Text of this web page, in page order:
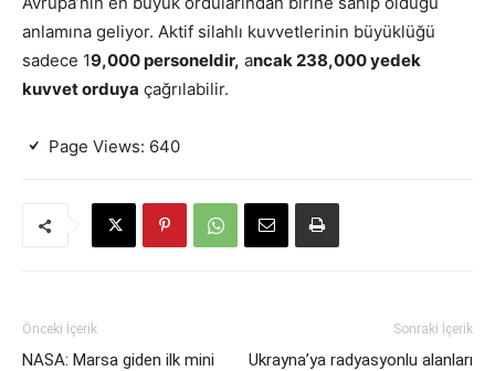
anlamına geliyor. Aktif silahlı kuvvetlerinin büyüklüğü
sadece 19,000 personeldir, ancak 238,000 yedek
kuvvet orduya çağrılabilir.
Page Views: 640
Önceki İçerik
NASA: Marsa giden ilk mini
Sonraki İçerik
Ukrayna’ya radyasyonlu alanları